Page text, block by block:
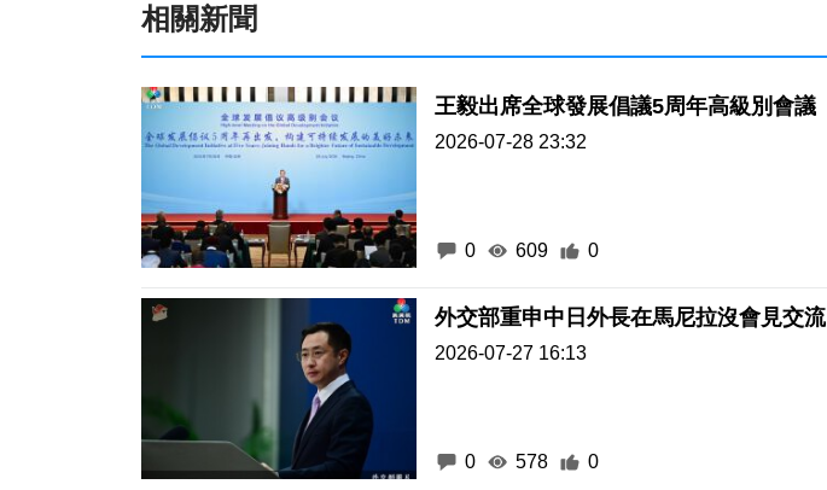
相關新聞
王毅出席全球發展倡議5周年高級別會議
2026-07-28 23:32
0 609 0
外交部重申中日外長在馬尼拉沒會見交流
2026-07-27 16:13
0 578 0